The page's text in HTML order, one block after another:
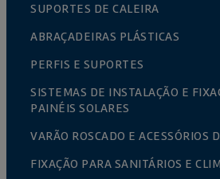
SUPORTES DE CALEIRA
ABRAÇADEIRAS PLÁSTICAS
PERFIS E SUPORTES
SISTEMAS DE INSTALAÇÃO E
PAINÉIS SOLARES
VARÃO ROSCADO E ACESSÓRIOS
FIXAÇÃO PARA SANITÁRIOS E